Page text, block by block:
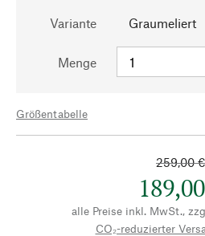
Variante Graumeliert
Menge
Größentabelle
259,00 €
alle Preise inkl. MwSt.,
CO₂-reduzierter